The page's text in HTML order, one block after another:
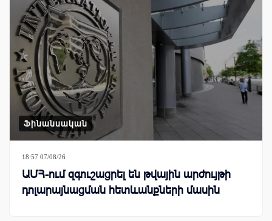
Ֆինանսական
18:57 07/08/26
ԱՄՀ-ում զգուշացրել են թվային արժույթի
դոլարայնացման հետևանքների մասին